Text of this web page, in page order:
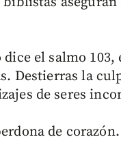
el salmo
Destierras la
de seres
de corazón.